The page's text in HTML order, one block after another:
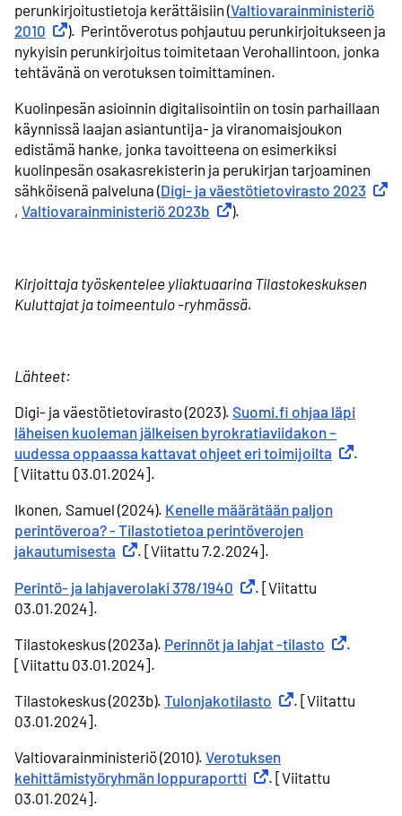
perunkirjoitus­tietoja kerättäisiin (Valtiovarainministeriö
2010 Ulkoinen linkki
). Perintöverotus pohjautuu perunkirjoitukseen ja
nykyisin perunkirjoitus toimitetaan Verohallintoon, jonka
tehtävänä on verotuksen toimittaminen.
Kuolinpesän asioinnin digitalisointiin on tosin parhaillaan
käynnissä laajan asiantuntija- ja viranomais­joukon
edistämä hanke, jonka tavoitteena on esimerkiksi
kuolinpesän osakas­rekisterin ja perukirjan tarjoaminen
sähköisenä palveluna (Digi- ja väestötietovirasto 2023
, Valtiovarainministeriö 2023b Ulkoinen linkki
).
Kirjoittaja työskentelee yliaktuaarina Tilastokeskuksen
Kuluttajat ja toimeentulo -ryhmässä.
Lähteet:
Digi- ja väestötietovirasto (2023). Suomi.fi ohjaa läpi
läheisen kuoleman jälkeisen byrokratiaviidakon –
uudessa oppaassa kattavat ohjeet eri toimijoilta Ulkoinen
.
[Viitattu 03.01.2024].
Ikonen, Samuel (2024). Kenelle määrätään paljon
perintöveroa? - Tilastotietoa perintöverojen
jakautumisesta Ulkoinen linkki
. [Viitattu 7.2.2024].
Perintö- ja lahjaverolaki 378/1940 Ulkoinen linkki
. [Viitattu
03.01.2024].
Tilastokeskus (2023a). Perinnöt ja lahjat -tilasto Ulkoinen
.
[Viitattu 03.01.2024].
Tilastokeskus (2023b). Tulonjakotilasto Ulkoinen linkki
. [Viitattu
03.01.2024].
Valtiovarainministeriö (2010). Verotuksen
kehittämistyöryhmän loppuraportti Ulkoinen linkki
. [Viitattu
03.01.2024].